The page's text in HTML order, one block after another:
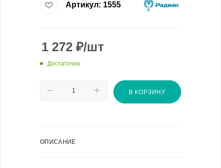
Артикул: 1555
1 272 ₽/шт
Достаточно
В КОРЗИНУ
ОПИСАНИЕ